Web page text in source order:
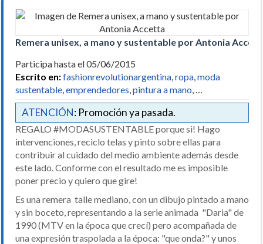
Remera unisex, a mano y sustentable por Antonia
Participa hasta el 05/06/2015
Escrito en:fashionrevolutionargentina,ropa,moda
sustentable,emprendedores,pintura a mano, …
ATENCIÓN: Promoción ya pasada.
REGALO #MODASUSTENTABLE porque si! Hago
intervenciones, reciclo telas y pinto sobre ellas para
contribuir al cuidado del medio ambiente además desde
este lado. Conforme con el resultado me es imposible
poner precio y quiero que gire!
Es una remera talle mediano, con un dibujo pintado a mano
y sin boceto, representando a la serie animada "Daria" de
1990 (MTV en la época que crecí) pero acompañada de
una expresión traspolada a la época: "que onda?" y unos